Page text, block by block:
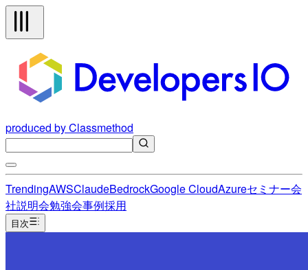
produced by Classmethod
TrendingAWSClaudeBedrockGoogle CloudAzureセミナー会
社説明会勉強会事例採用
目次